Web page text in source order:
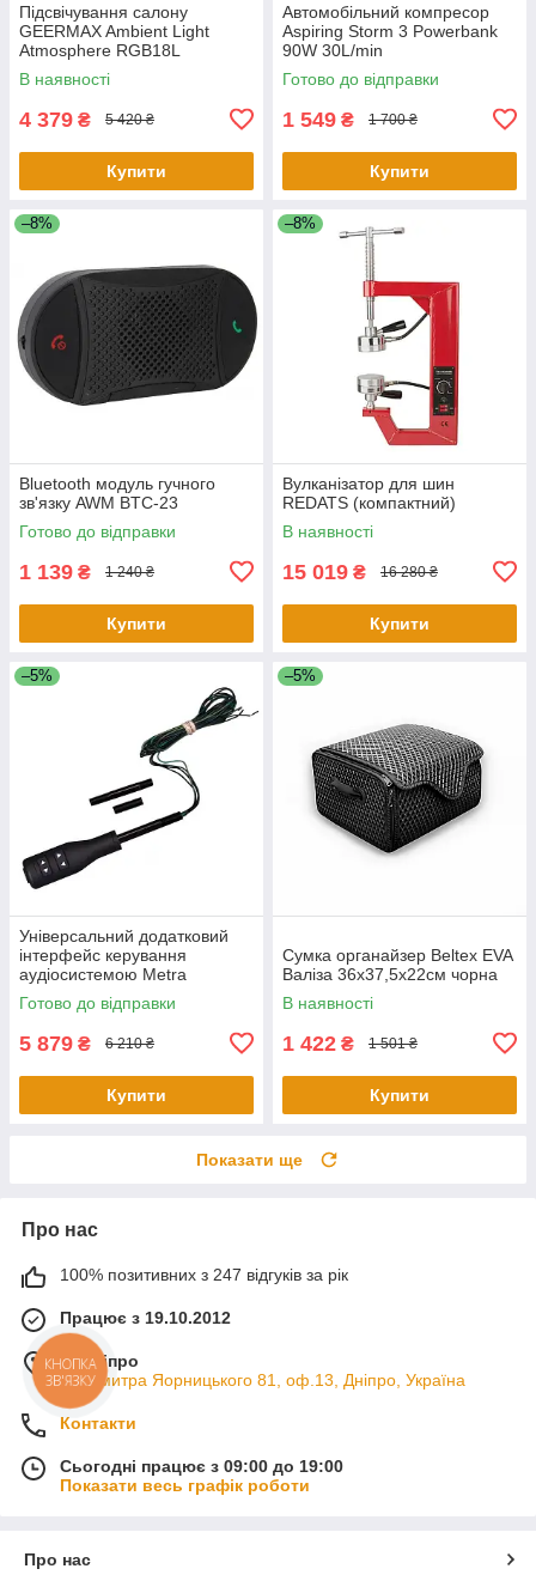
Підсвічування салону
GEERMAX Ambient Light
Atmosphere RGB18L
В наявності
4 379 ₴ 5 420 ₴
Купити
Автомобільний компресор
Aspiring Storm 3 Powerbank
90W 30L/min
Готово до відправки
1 549 ₴ 1 700 ₴
Купити
–8%
Bluetooth модуль гучного
зв'язку AWM BTC-23
Готово до відправки
1 139 ₴ 1 240 ₴
Купити
–8%
Вулканізатор для шин
REDATS (компактний)
В наявності
15 019 ₴ 16 280 ₴
Купити
–5%
Універсальний додатковий
інтерфейс керування
аудіосистемою Metra
ASWCSTALK
Готово до відправки
5 879 ₴ 6 210 ₴
Купити
–5%
Сумка органайзер Beltex EVA
Валіза 36х37,5х22см чорна
В наявності
1 422 ₴ 1 501 ₴
Купити
Показати ще
Про нас
100% позитивних з 247 відгуків за рік
Працює з 19.10.2012
м. Дніпро
пр. Дмитра Яорницького 81, оф.13, Дніпро, Україна
Контакти
Сьогодні працює з 09:00 до 19:00
Показати весь графік роботи
Про нас
КНОПКА
ЗВ'ЯЗКУ